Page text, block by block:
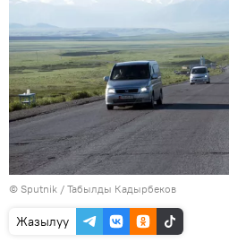
© Sputnik / Табылды Кадырбеков
Жазылуу